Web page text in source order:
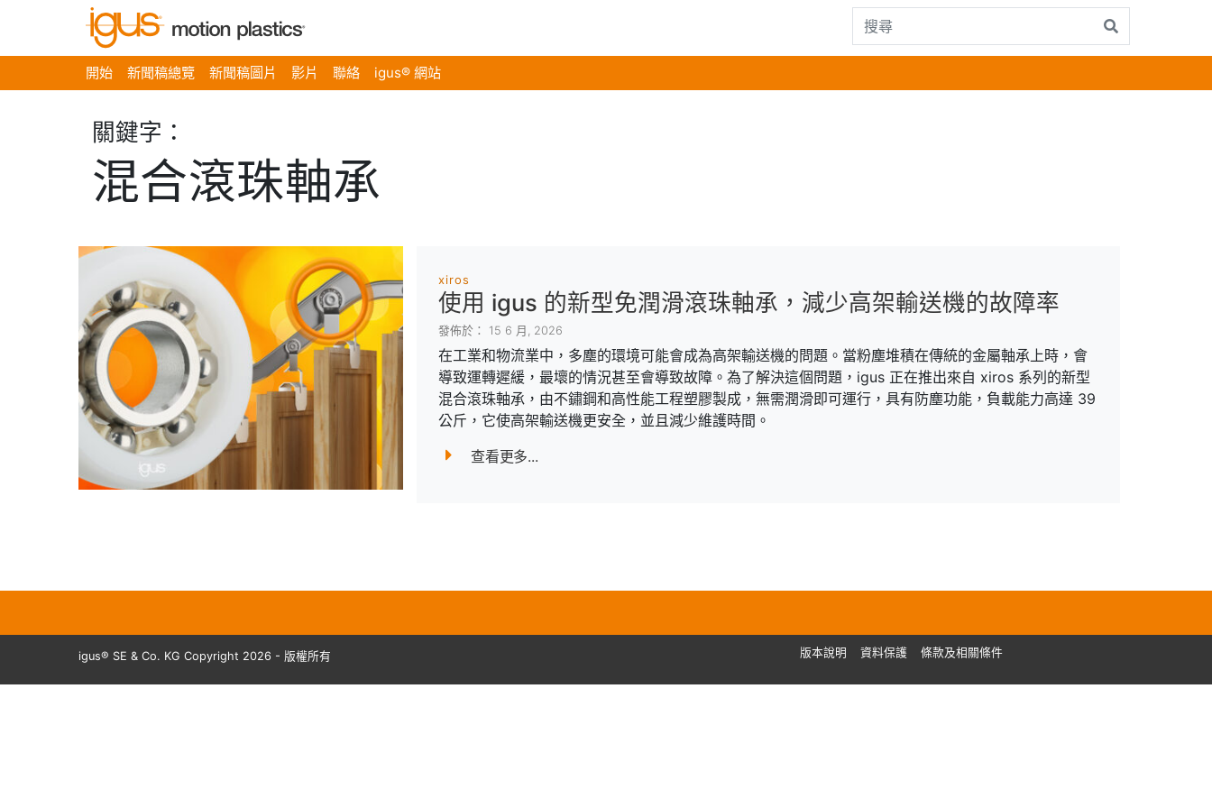
開始 新聞稿總覽 新聞稿圖片 影片 聯絡 igus® 網站
關鍵字：
混合滾珠軸承
xiros
使用 igus 的新型免潤滑滾珠軸承，減少高架輸送機的故障率
發佈於： 15 6 月, 2026
在工業和物流業中，多塵的環境可能會成為高架輸送機的問題。當粉塵堆積在傳統的金屬軸承上時，會
導致運轉遲緩，最壞的情況甚至會導致故障。為了解決這個問題，igus 正在推出來自 xiros 系列的新型
混合滾珠軸承，由不鏽鋼和高性能工程塑膠製成，無需潤滑即可運行，具有防塵功能，負載能力高達 39
公斤，它使高架輸送機更安全，並且減少維護時間。
查看更多...
igus® SE & Co. KG Copyright 2026 - 版權所有 版本說明 資料保護 條款及相關條件